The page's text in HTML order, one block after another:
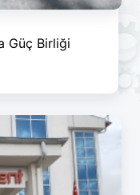
Güç Birliği